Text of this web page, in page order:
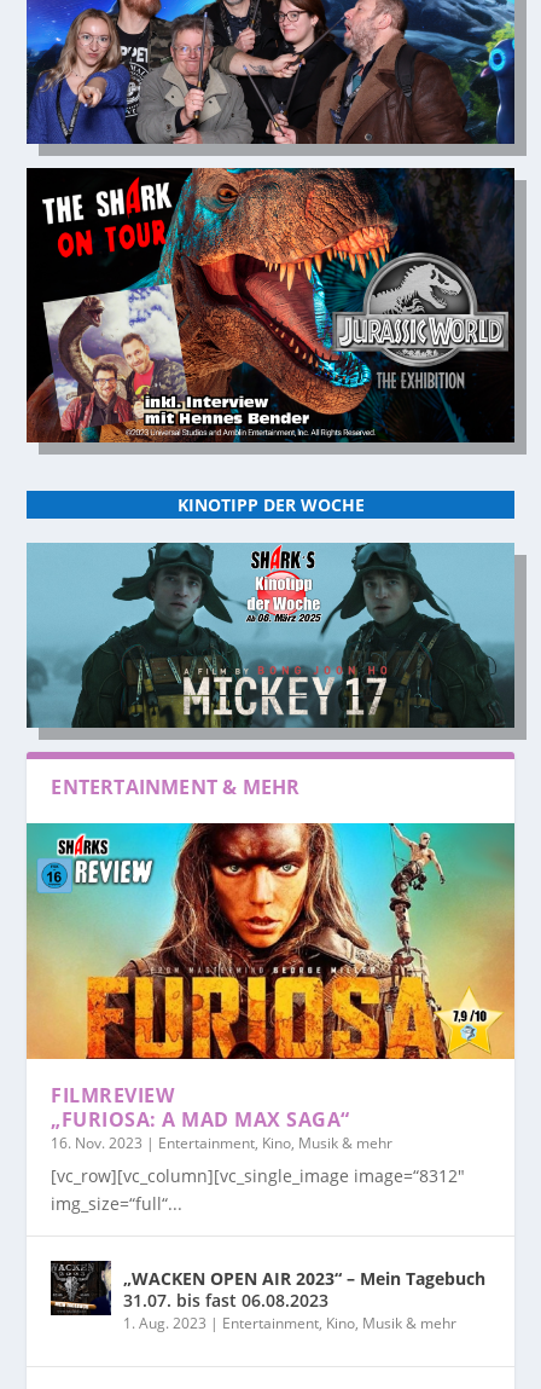
KINOTIPP DER WOCHE
ENTERTAINMENT & MEHR
FILMREVIEW
„FURIOSA: A MAD MAX SAGA“
16. Nov. 2023 | Entertainment, Kino, Musik & mehr
[vc_row][vc_column][vc_single_image image=“8312″
img_size=“full“...
„WACKEN OPEN AIR 2023“ – Mein Tagebuch
31.07. bis fast 06.08.2023
1. Aug. 2023 | Entertainment, Kino, Musik & mehr